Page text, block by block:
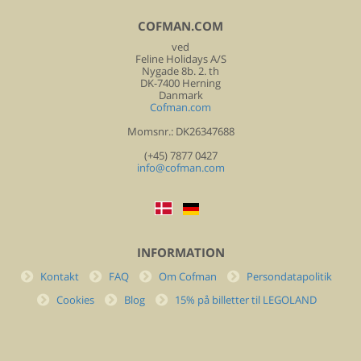
COFMAN.COM
ved
Feline Holidays A/S
Nygade 8b. 2. th
DK-7400 Herning
Danmark
Cofman.com
Momsnr.: DK26347688
(+45) 7877 0427
info@cofman.com
INFORMATION
Kontakt FAQ Om Cofman
Persondatapolitik
Cookies
Blog 15% på billetter til LEGOLAND